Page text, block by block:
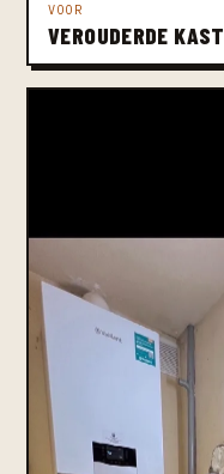
VOOR
VEROUDERDE KAST